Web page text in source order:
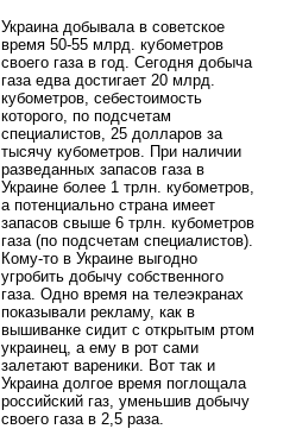
Украина добывала в советское
время 50-55 млрд. кубометров
своего газа в год. Сегодня добыча
газа едва достигает 20 млрд.
кубометров, себестоимость
которого, по подсчетам
специалистов, 25 долларов за
тысячу кубометров. При наличии
разведанных запасов газа в
Украине более 1 трлн. кубометров,
а потенциально страна имеет
запасов свыше 6 трлн. кубометров
газа (по подсчетам специалистов).
Кому-то в Украине выгодно
угробить добычу собственного
газа. Одно время на телеэкранах
показывали рекламу, как в
вышиванке сидит с открытым ртом
украинец, а ему в рот сами
залетают вареники. Вот так и
Украина долгое время поглощала
российский газ, уменьшив добычу
своего газа в 2,5 раза.